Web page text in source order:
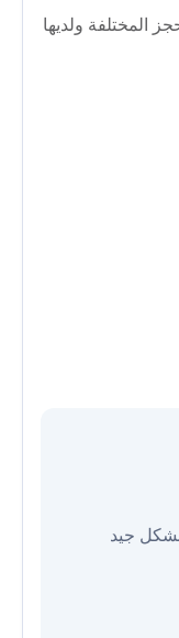
منصات الحجز المختلفة ولديها